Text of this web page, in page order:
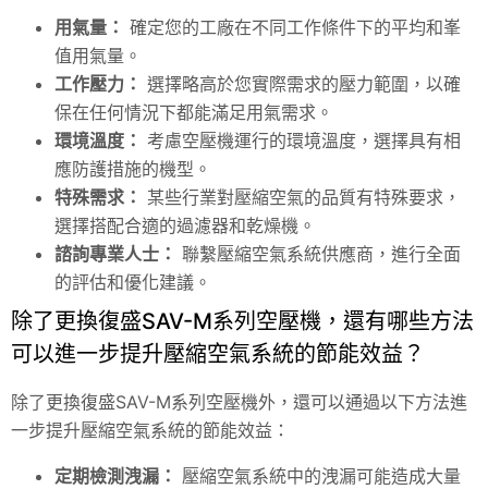
用氣量： 確定您的工廠在不同工作條件下的平均和峯
值用氣量。
工作壓力： 選擇略高於您實際需求的壓力範圍，以確
保在任何情況下都能滿足用氣需求。
環境溫度： 考慮空壓機運行的環境溫度，選擇具有相
應防護措施的機型。
特殊需求： 某些行業對壓縮空氣的品質有特殊要求，
選擇搭配合適的過濾器和乾燥機。
諮詢專業人士： 聯繫壓縮空氣系統供應商，進行全面
的評估和優化建議。
除了更換復盛SAV-M系列空壓機，還有哪些方法
可以進一步提升壓縮空氣系統的節能效益？
除了更換復盛SAV-M系列空壓機外，還可以通過以下方法進
一步提升壓縮空氣系統的節能效益：
定期檢測洩漏： 壓縮空氣系統中的洩漏可能造成大量